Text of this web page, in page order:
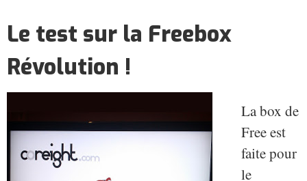
Le test sur la Freebox
Révolution !
La box de
Free est
faite pour
le